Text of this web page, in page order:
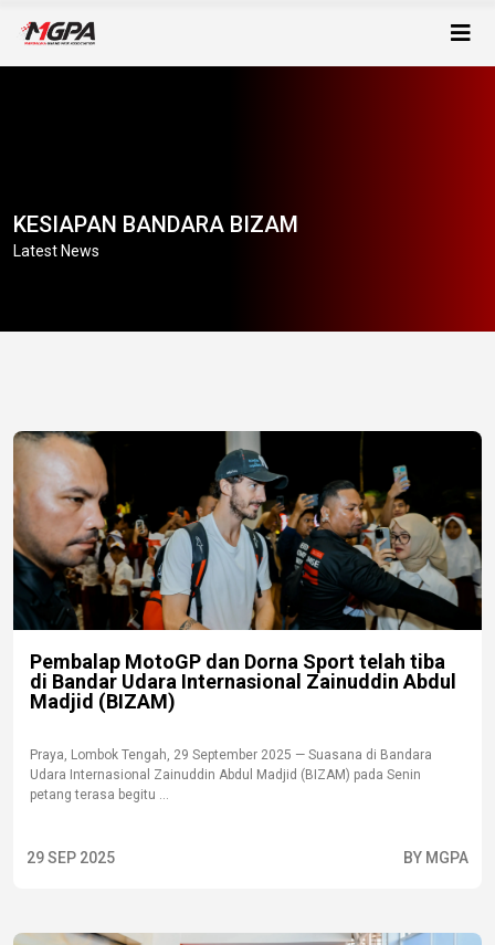
KESIAPAN BANDARA BIZAM
Latest News
Pembalap MotoGP dan Dorna Sport telah tiba
di Bandar Udara Internasional Zainuddin Abdul
Madjid (BIZAM)
Praya, Lombok Tengah, 29 September 2025 — Suasana di Bandara
Udara Internasional Zainuddin Abdul Madjid (BIZAM) pada Senin
petang terasa begitu ...
29 SEP 2025 BY MGPA